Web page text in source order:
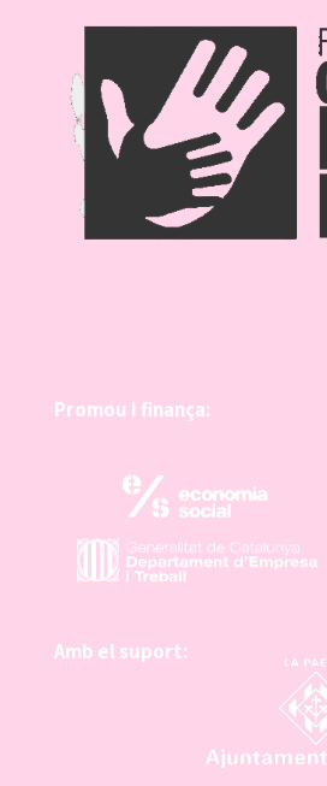
Promou i finança:
Amb el suport: